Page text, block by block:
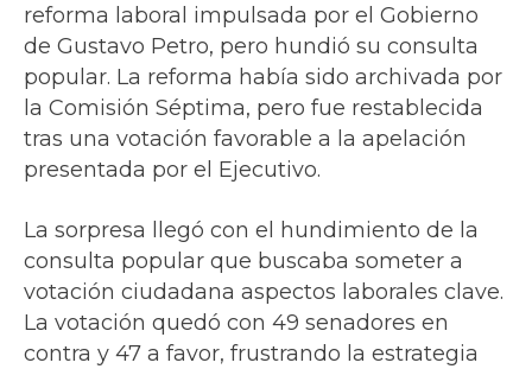
reforma laboral impulsada por el Gobierno
de Gustavo Petro, pero hundió su consulta
popular. La reforma había sido archivada por
la Comisión Séptima, pero fue restablecida
tras una votación favorable a la apelación
presentada por el Ejecutivo.
La sorpresa llegó con el hundimiento de la
consulta popular que buscaba someter a
votación ciudadana aspectos laborales clave.
La votación quedó con 49 senadores en
contra y 47 a favor, frustrando la estrategia